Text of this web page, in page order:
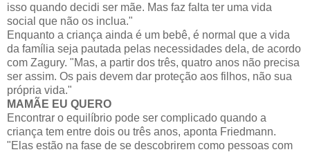
isso quando decidi ser mãe. Mas faz falta ter uma vida
social que não os inclua."
Enquanto a criança ainda é um bebê, é normal que a vida
da família seja pautada pelas necessidades dela, de acordo
com Zagury. "Mas, a partir dos três, quatro anos não precisa
ser assim. Os pais devem dar proteção aos filhos, não sua
própria vida."
MAMÃE EU QUERO
Encontrar o equilíbrio pode ser complicado quando a
criança tem entre dois ou três anos, aponta Friedmann.
"Elas estão na fase de se descobrirem como pessoas com